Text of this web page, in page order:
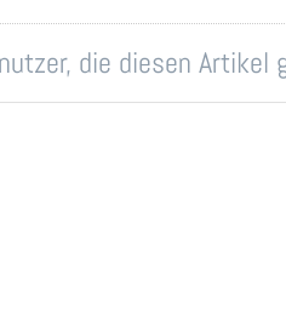
die diesen